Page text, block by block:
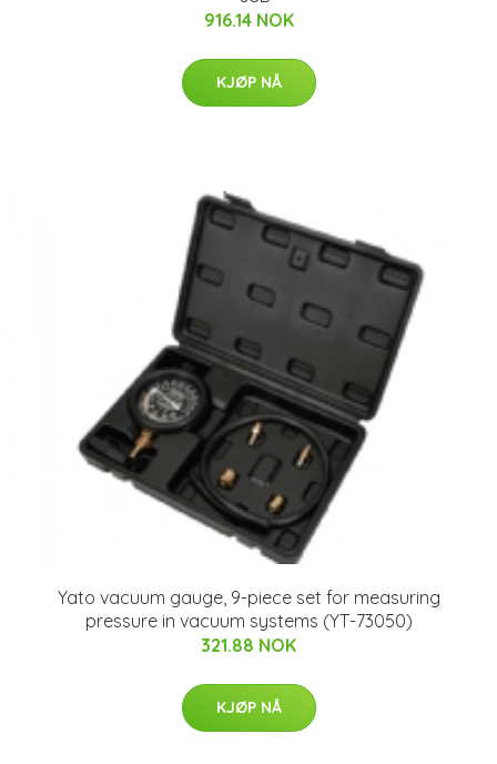
916.14 NOK
KJØP NÅ
Yato vacuum gauge, 9-piece set for measuring
pressure in vacuum systems (YT-73050)
321.88 NOK
KJØP NÅ